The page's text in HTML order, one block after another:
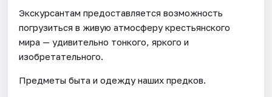
Экскурсантам предоставляется возможность
погрузиться в живую атмосферу крестьянского
мира — удивительно тонкого, яркого и
изобретательного.
Предметы быта и одежду наших предков.